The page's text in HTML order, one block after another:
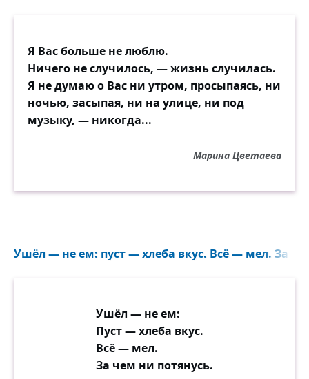
Я Вас больше не люблю.
Ничего не случилось, — жизнь случилась.
Я не думаю о Вас ни утром, просыпаясь, ни
ночью, засыпая, ни на улице, ни под
музыку, — никогда...
Марина Цветаева
Ушёл — не ем: пуст — хлеба вкус. Всё — мел. За
Ушёл — не ем:
Пуст — хлеба вкус.
Всё — мел.
За чем ни потянусь.